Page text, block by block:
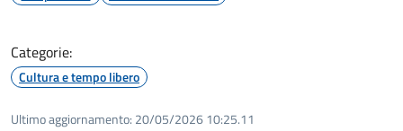
Categorie:
Cultura e tempo libero
Ultimo aggiornamento: 20/05/2026 10:25.11